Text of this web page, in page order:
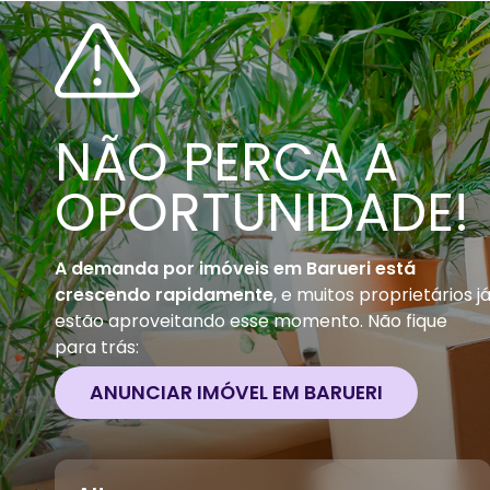
NÃO PERCA A
OPORTUNIDADE!
A demanda por imóveis em Barueriestá
crescendo rapidamente, e muitos proprietários já
estão aproveitando esse momento. Não fique
para trás:
ANUNCIAR IMÓVEL EM BARUERI